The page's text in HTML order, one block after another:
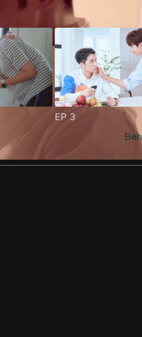
EP 3